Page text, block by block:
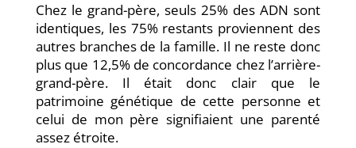
Chez le grand-père, seuls 25% des ADN sont
identiques, les 75% restants proviennent des
autres branches de la famille. Il ne reste donc
plus que 12,5% de concordance chez l’arrière-
grand-père. Il était donc clair que le
patrimoine génétique de cette personne et
celui de mon père signifiaient une parenté
assez étroite.